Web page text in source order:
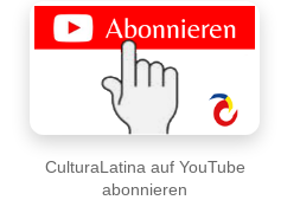
CulturaLatina auf YouTube
abonnieren